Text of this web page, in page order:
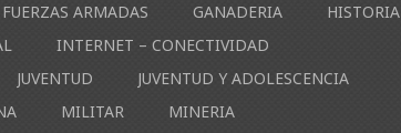
FUERZAS ARMADAS GANADERIA
HISTORIA
INTERNET – CONECTIVIDAD
JUVENTUD
JUVENTUD Y ADOLESCENCIA
MILITAR
MINERIA